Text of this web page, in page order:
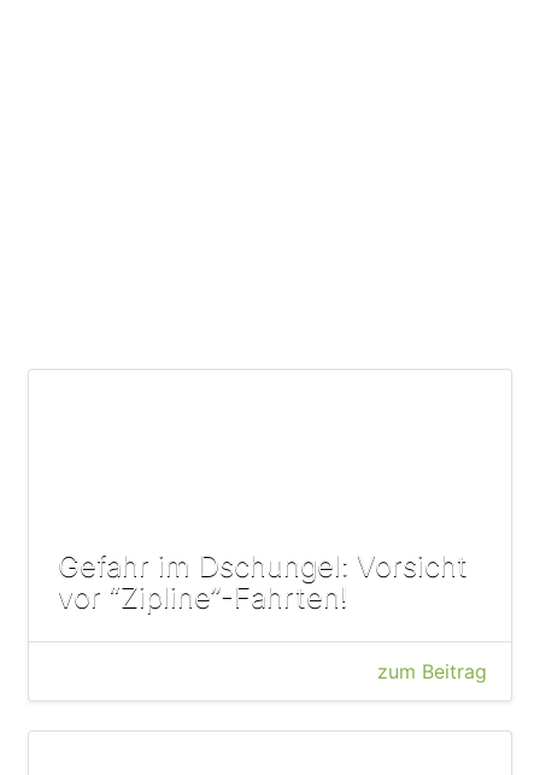
Gefahr im Dschungel: Vorsicht
vor “Zipline”-Fahrten!
zum Beitrag